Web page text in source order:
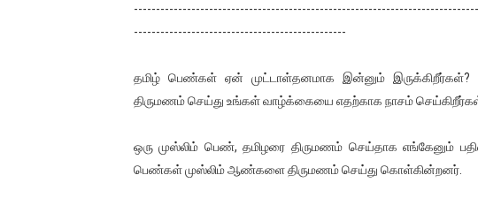
------------------------------------------------
தமிழ் பெண்கள் ஏன் முட்டாள்தனமாக இன்னும்
திருமணம் செய்து உங்கள் வாழ்க்கையை எதற்காக நாசம்
ஒரு முஸ்லிம் பெண், தமிழரை திருமணம் செய்தாக எங்கேனும்
பெண்கள் முஸ்லிம் ஆண்களை திருமணம் செய்து கொள்கின்றனர்.